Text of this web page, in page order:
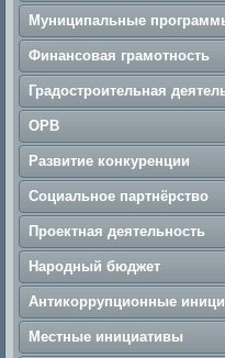
Муниципальные
Финансовая грамотность
Градостроительная
ОРВ
Развитие конкуренции
Социальное партнёрство
Проектная деятельность
Народный бюджет
Антикоррупционные
Местные инициативы